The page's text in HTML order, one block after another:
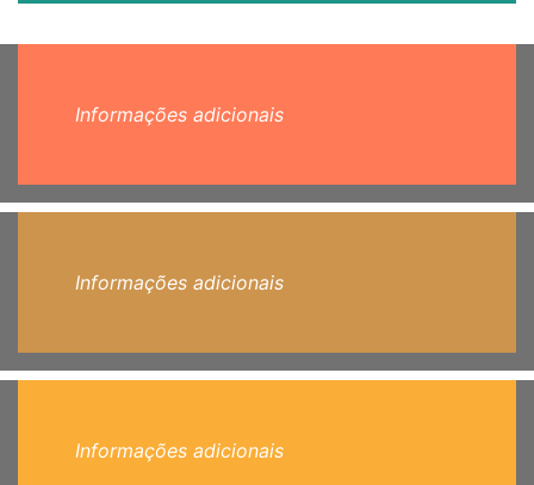
Informações adicionais
Informações adicionais
Informações adicionais